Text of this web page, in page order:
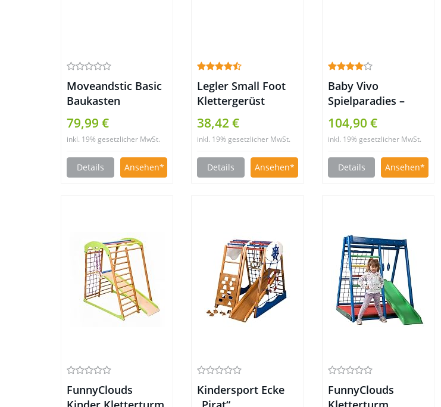
Moveandstic Basic
Baukasten
79,99 €
inkl. 19% gesetzlicher MwSt.
Details Ansehen
Legler Small Foot
Klettergerüst
38,42 €
inkl. 19% gesetzlicher MwSt.
Details Ansehen
Baby Vivo
Spielparadies –
JUNGLE
104,90 €
inkl. 19% gesetzlicher MwSt.
Details Ansehen
FunnyClouds
Kindersport Ecke
FunnyClouds